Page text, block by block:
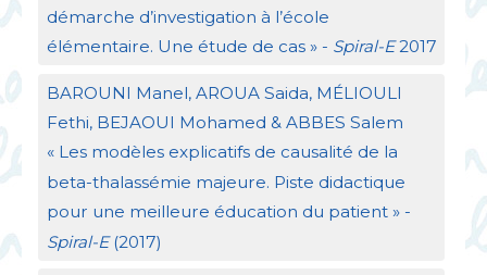
démarche d’investigation à l’école
élémentaire. Une étude de cas » - Spiral-E2017
BAROUNI Manel, AROUASaida, MÉLIOULI
Fethi, BEJAOUI Mohamed & ABBES Salem
« Les modèles explicatifs de causalité de la
beta-thalassémie majeure. Piste didactique
pour une meilleure éducation du patient » -
Spiral-E(2017)